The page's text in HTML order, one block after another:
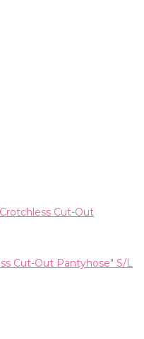
Cut-Out Pantyhose" S/L